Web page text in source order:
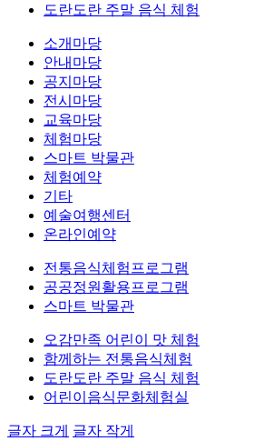
도란도란 주말 음식 체험
소개마당
안내마당
공지마당
전시마당
교육마당
체험마당
스마트 박물관
체험예약
기타
예술여행센터
온라인예약
전통음식체험프로그램
공공정원활용프로그램
스마트 박물관
오감만족 어린이 맛 체험
함께하는 전통음식체험
도란도란 주말 음식 체험
어린이음식문화체험실
글자 크게 글자 작게